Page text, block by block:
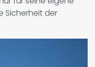
Sicherheit der